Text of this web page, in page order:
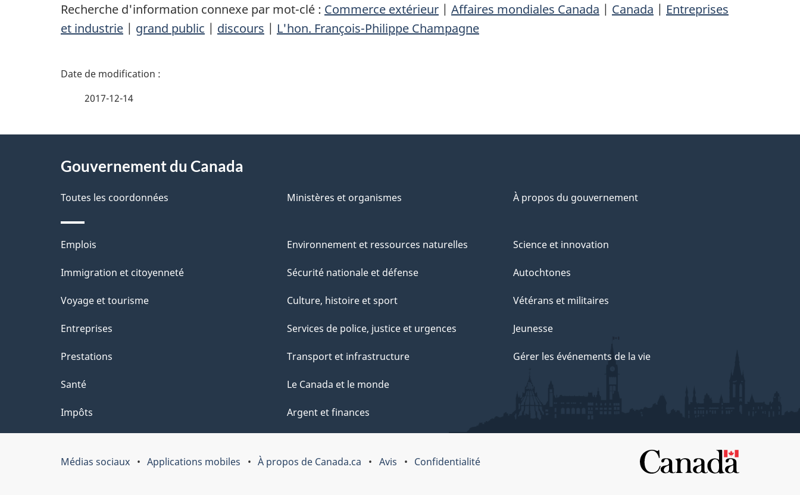
Recherche d'information connexe par mot-clé : Commerce extérieur | Affaires mondiales Canada | Canada | Entreprises
et industrie | grand public | discours | L'hon. François-Philippe Champagne
D
a
l
s
d
e
l
a
p
a
g
e
2017-12-14
proposGouvernement du Canada
Toutes les coordonnées Ministères et organismes À propos du gouvernement
Thèmes
et
Emplois
Immigration et citoyenneté
Voyage et tourisme
Entreprises
Prestations
Santé
Impôts
Environnement et ressources naturelles
Sécurité nationale et défense
Culture, histoire et sport
Services de police, justice et urgences
Transport et infrastructure
Le Canada et le monde
Argent et finances
Science et innovation
Autochtones
Vétérans et militaires
Jeunesse
Gérer les événements de la vie
Organisation
Médias sociaux Applications mobiles À propos de Canada.ca Avis Confidentialité